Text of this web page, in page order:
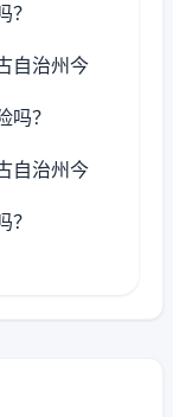
？
自治州今
吗？
自治州今
？